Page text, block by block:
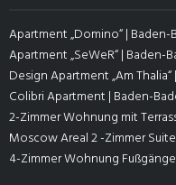
Apartment „Domino“ | Baden-
Apartment „SeWeR“ | Baden-
Design Apartment „Am
Colibri Apartment | Baden-
2-Zimmer Wohnung mit
Moscow Areal 2 -Zimmer
4-Zimmer Wohnung